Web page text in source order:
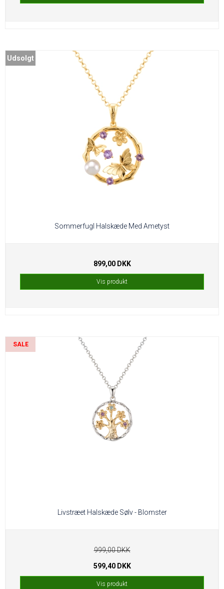
Udsolgt
Sommerfugl Halskæde Med Ametyst
899,00 DKK
Vis produkt
SALE
Livstræet Halskæde Sølv - Blomster
999,00 DKK
599,40 DKK
Vis produkt